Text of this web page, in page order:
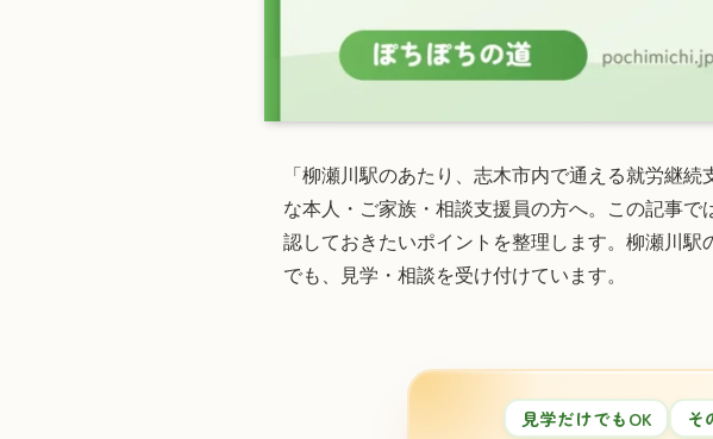
「柳瀬川駅のあたり、志木市内で通える就労継
な本人・ご家族・相談支援員の方へ。この記事
認しておきたいポイントを整理します。柳瀬川駅
でも、見学・相談を受け付けています。
見学だけでもOK そ